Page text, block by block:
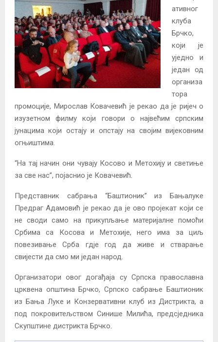
ативног
клуба
Брчко,
који је
уједно и
један од
организа
тора
промоције, Мирослав Ковачевић је рекао да је ријеч о
изузетном филму који говори о највећим српским
јунацима који остају и опстају на својим вијековним
огњиштима.
“На тај начин они чувају Косово и Метохију и светиње
за све нас”, појаснио је Ковачевић.
Представник сабрања “Баштионик” из Бањалуке
Предраг Адамовић је рекао да је ово пројекат који се
не своди само на прикупљање материјалне помоћи
Србима са Косова и Метохије, него има за циљ
повезивање Срба гдје год да живе и стварање
свијести да смо ми један народ.
Организатори овог догађаја су Српска православна
црквена општина Брчко, Српско сабрање Баштионик
из Бања Луке и Конзервативни клуб из Дистрикта, а
под покровитељством Синише Милића, предсједника
Скупштине дистрикта Брчко.